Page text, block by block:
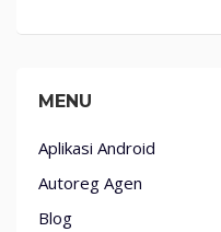
MENU
Aplikasi Android
Autoreg Agen
Blog